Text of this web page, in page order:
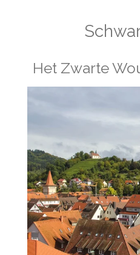
Het Zwarte